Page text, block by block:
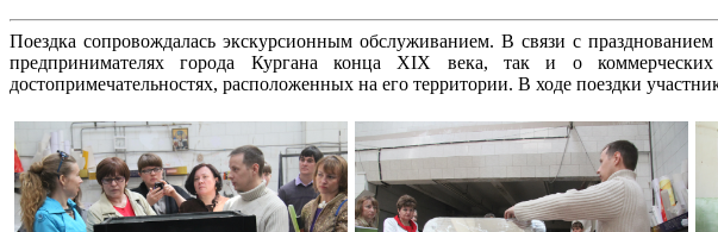
Поездка сопровождалась экскурсионным обслуживанием. В связи с
предпринимателях города Кургана конца XIX века, так и о
достопримечательностях, расположенных на его территории. В ходе поездки